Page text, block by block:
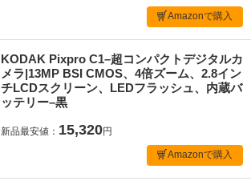
Amazonで購入
KODAK Pixpro C1–超コンパクトデジタルカ
メラ|13MP BSI CMOS、4倍ズーム、2.8イン
チLCDスクリーン、LEDフラッシュ、内蔵バ
ッテリー–黒
新品最安値： 15,320円
Amazonで購入